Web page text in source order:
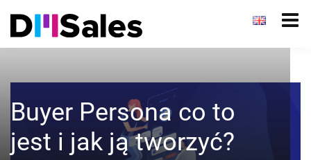
Buyer Persona co to
jest i jak ją tworzyć?